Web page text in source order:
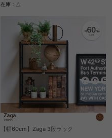
在庫：△
【幅60cm】Zaga 3段ラック